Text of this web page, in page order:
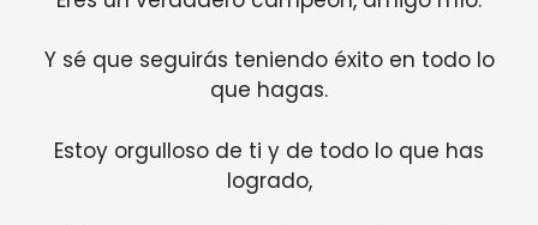
Y sé que seguirás teniendo éxito en todo lo
que hagas.
Estoy orgulloso de ti y de todo lo que has
logrado,